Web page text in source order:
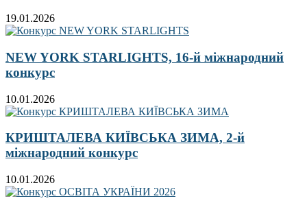
19.01.2026
NEW YORK STARLIGHTS, 16-й міжнародний
конкурс
10.01.2026
КРИШТАЛЕВА КИЇВСЬКА ЗИМА, 2-й
міжнародний конкурс
10.01.2026